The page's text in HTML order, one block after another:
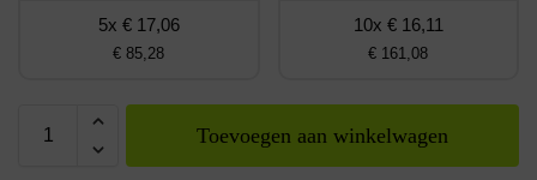
5x € 17,06
€ 85,28
10x € 16,11
€ 161,08
Toevoegen aan winkelwagen